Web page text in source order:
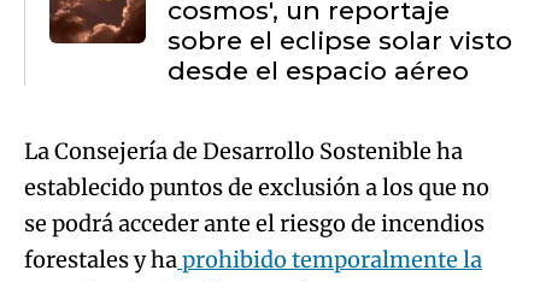
cosmos', un reportaje
sobre el eclipse solar visto
desde el espacio aéreo
La Consejería de Desarrollo Sostenible ha
establecido puntos de exclusión a los que no
se podrá acceder ante el riesgo de incendios
forestales y haprohibido temporalmente la